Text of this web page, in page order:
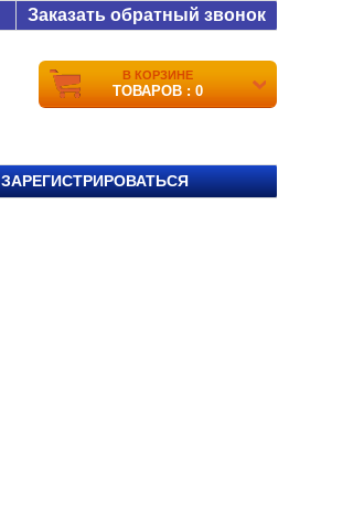
Заказать обратный звонок
В КОРЗИНЕ
ТОВАРОВ : 0
ЗАРЕГИСТРИРОВАТЬСЯ